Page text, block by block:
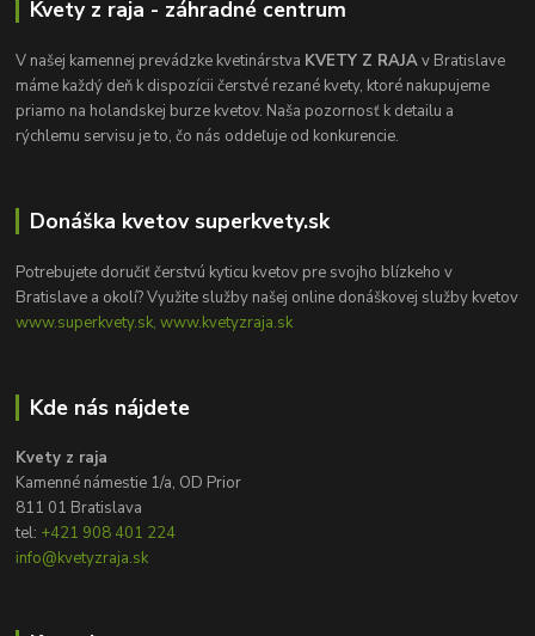
Kvety z raja - záhradné centrum
V našej kamennej prevádzke kvetinárstva KVETY Z RAJAv Bratislave
máme každý deň k dispozícii čerstvé rezané kvety, ktoré nakupujeme
priamo na holandskej burze kvetov. Naša pozornosť k detailu a
rýchlemu servisu je to, čo nás oddeľuje od konkurencie.
Donáška kvetov superkvety.sk
Potrebujete doručiť čerstvú kyticu kvetov pre svojho blízkeho v
Bratislave a okolí? Využite služby našej online donáškovej služby kvetov
www.superkvety.sk, www.kvetyzraja.sk
Kde nás nájdete
Kvety z raja
Kamenné námestie 1/a, OD Prior
811 01 Bratislava
tel: +421 908 401 224
info@kvetyzraja.sk